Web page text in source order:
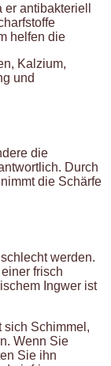
antibakteriell
helfen die
Kalzium,
und
die
Durch
die Schärfe
werden.
frisch
Ingwer ist
sich Schimmel,
Wenn Sie
Sie ihn